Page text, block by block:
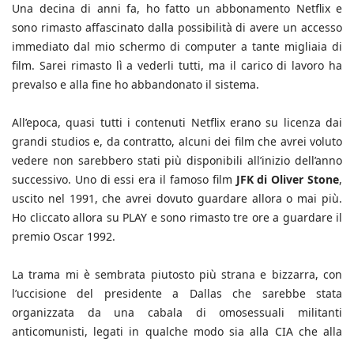
Una decina di anni fa, ho fatto un abbonamento Netflix e
sono rimasto affascinato dalla possibilità di avere un accesso
immediato dal mio schermo di computer a tante migliaia di
film. Sarei rimasto lì a vederli tutti, ma il carico di lavoro ha
prevalso e alla fine ho abbandonato il sistema.
All’epoca, quasi tutti i contenuti Netflix erano su licenza dai
grandi studios e, da contratto, alcuni dei film che avrei voluto
vedere non sarebbero stati più disponibili all’inizio dell’anno
successivo. Uno di essi era il famoso film JFK di Oliver Stone,
uscito nel 1991, che avrei dovuto guardare allora o mai più.
Ho cliccato allora su PLAY e sono rimasto tre ore a guardare il
premio Oscar 1992.
La trama mi è sembrata piutosto più strana e bizzarra, con
l’uccisione del presidente a Dallas che sarebbe stata
organizzata da una cabala di omosessuali militanti
anticomunisti, legati in qualche modo sia alla CIA che alla